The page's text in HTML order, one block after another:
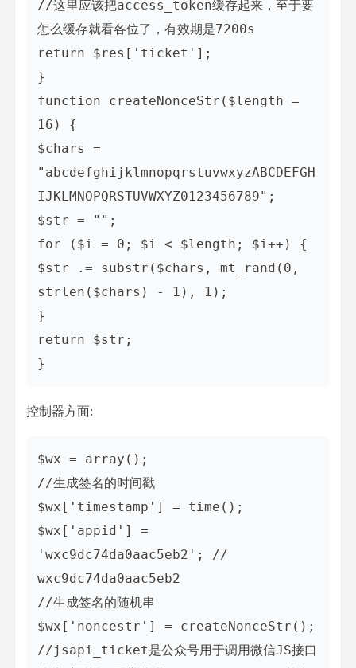
//这里应该把access_token缓存起来，至于要
怎么缓存就看各位了，有效期是7200s
return $res['ticket'];
}
function createNonceStr($length =
16) {
$chars =
"abcdefghijklmnopqrstuvwxyzABCDEFGH
IJKLMNOPQRSTUVWXYZ0123456789";
$str = "";
for ($i = 0; $i < $length; $i++) {
$str .= substr($chars, mt_rand(0,
strlen($chars) - 1), 1);
}
return $str;
}
控制器方面:
$wx = array();
//生成签名的时间戳
$wx['timestamp'] = time();
$wx['appid'] =
'wxc9dc74da0aac5eb2'; //
wxc9dc74da0aac5eb2
//生成签名的随机串
$wx['noncestr'] = createNonceStr();
//jsapi_ticket是公众号用于调用微信JS接口